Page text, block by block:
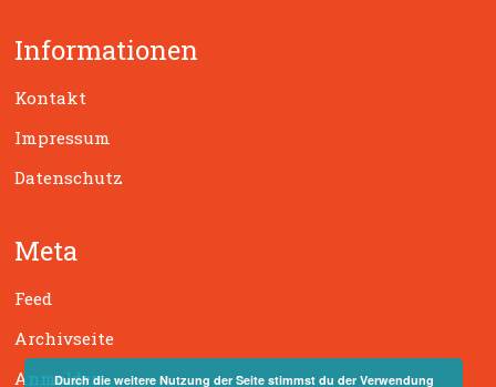
e
n
Informationen
Kontakt
Impressum
Datenschutz
Meta
Feed
Archivseite
Anmelden
Durch die weitere Nutzung der Seite stimmst du der Verwendung